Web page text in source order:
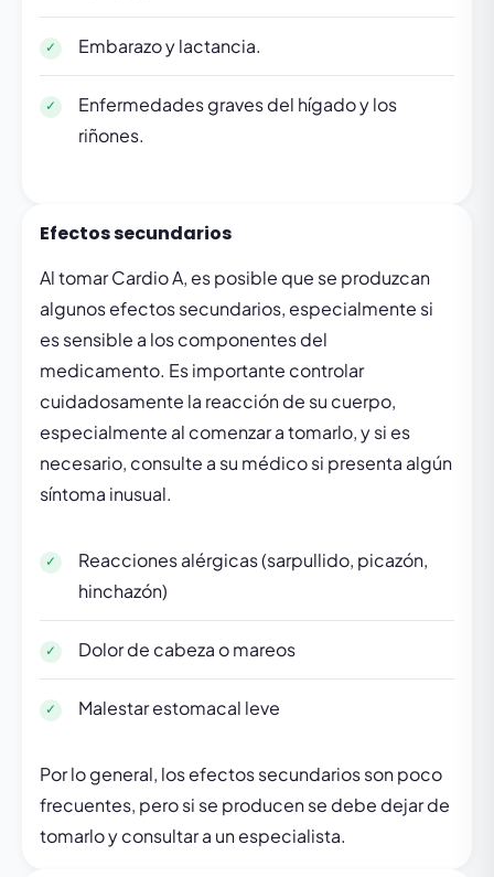
Embarazo y lactancia.
Enfermedades graves del hígado y los
riñones.
Efectos secundarios
Al tomar Cardio A, es posible que se produzcan
algunos efectos secundarios, especialmente si
es sensible a los componentes del
medicamento. Es importante controlar
cuidadosamente la reacción de su cuerpo,
especialmente al comenzar a tomarlo, y si es
necesario, consulte a su médico si presenta algún
síntoma inusual.
Reacciones alérgicas (sarpullido, picazón,
hinchazón)
Dolor de cabeza o mareos
Malestar estomacal leve
Por lo general, los efectos secundarios son poco
frecuentes, pero si se producen se debe dejar de
tomarlo y consultar a un especialista.